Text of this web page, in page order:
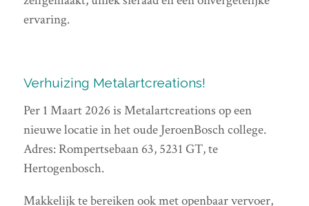
ervaring.
Verhuizing Metalartcreations!
Per 1 Maart 2026 is Metalartcreations op een
nieuwe locatie in het oude JeroenBosch college.
Adres: Rompertsebaan 63, 5231 GT, te
Hertogenbosch.
Makkelijk te bereiken ook met openbaar vervoer,